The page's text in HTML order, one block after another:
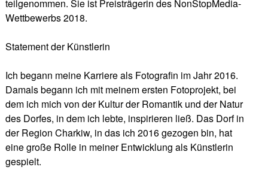
teilgenommen. Sie ist Preisträgerin des NonStopMedia-
Wettbewerbs 2018.
Statement der Künstlerin
Ich begann meine Karriere als Fotografin im Jahr 2016.
Damals begann ich mit meinem ersten Fotoprojekt, bei
dem ich mich von der Kultur der Romantik und der Natur
des Dorfes, in dem ich lebte, inspirieren ließ. Das Dorf in
der Region Charkiw, in das ich 2016 gezogen bin, hat
eine große Rolle in meiner Entwicklung als Künstlerin
gespielt.